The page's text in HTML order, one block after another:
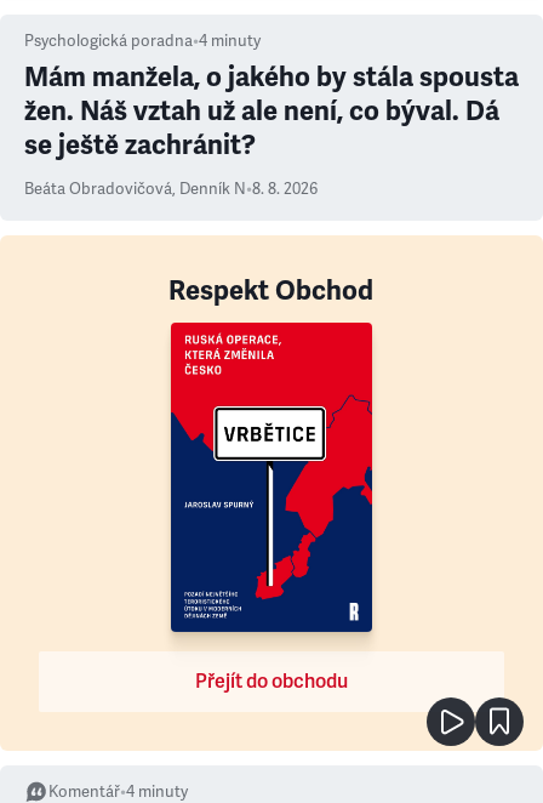
Psychologická poradna•4 minuty
Mám manžela, o jakého by stála spousta
žen. Náš vztah už ale není, co býval. Dá
se ještě zachránit?
Beáta Obradovičová, Denník N•8. 8. 2026
Respekt Obchod
Přejít do obchodu
Komentář•4 minuty